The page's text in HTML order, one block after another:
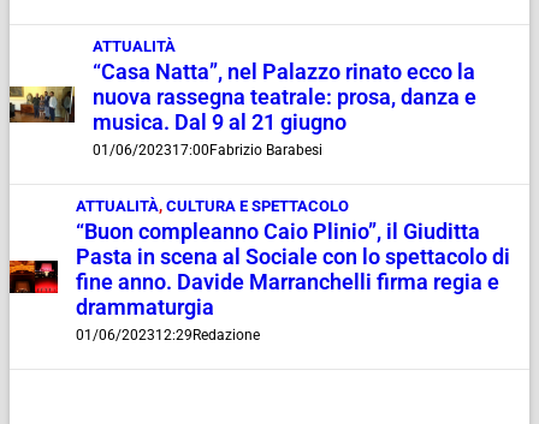
ATTUALITÀ
“Casa Natta”, nel Palazzo rinato ecco la
nuova rassegna teatrale: prosa, danza e
musica. Dal 9 al 21 giugno
01/06/202317:00Fabrizio Barabesi
ATTUALITÀ,CULTURA E SPETTACOLO
“Buon compleanno Caio Plinio”, il Giuditta
Pasta in scena al Sociale con lo spettacolo di
fine anno. Davide Marranchelli firma regia e
drammaturgia
01/06/202312:29Redazione